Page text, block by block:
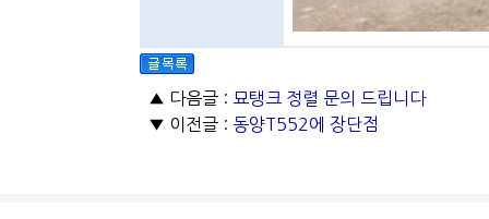
▲ 다음글 : 묘탱크 정렬 문의 드립니다
▼ 이전글 : 동양T552에 장단점